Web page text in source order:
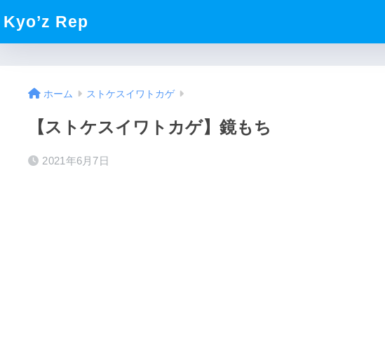
Kyo’z Rep
ホーム ストケスイワトカゲ
【ストケスイワトカゲ】鏡もち
2021年6月7日